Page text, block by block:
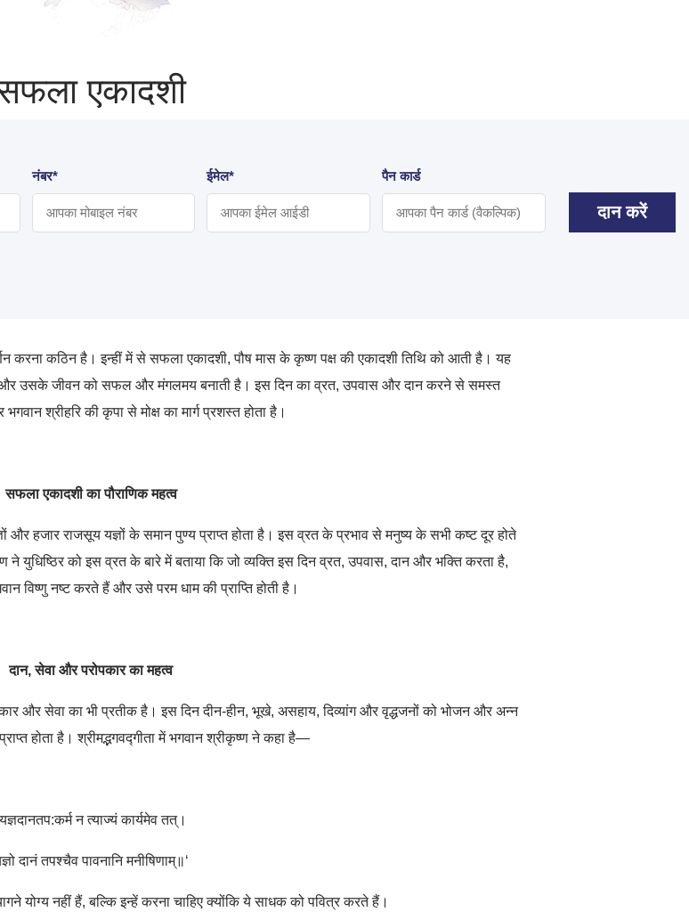
एकादशी
नंबर* ईमेल* पैन कार्ड
दान करें
करना कठिन है। इन्हीं में से सफला एकादशी,पौष मास के कृष्ण पक्ष की एकादशी तिथि को आती है। यह
उसके जीवन को सफल और मंगलमय बनाती है। इस दिन का व्रत,उपवास और दान करने से समस्त
श्रीहरि की कृपा से मोक्ष का मार्ग प्रशस्त होता है।
सफला एकादशी का पौराणिक महत्व
और हजार राजसूय यज्ञों के समान पुण्य प्राप्त होता है। इस व्रत के प्रभाव से मनुष्य के सभी कष्ट दूर होते
युधिष्ठिर को इस व्रत के बारे में बताया कि जो व्यक्ति इस दिन व्रत,उपवास,दान और भक्ति करता है,
विष्णु नष्ट करते हैं और उसे परम धाम की प्राप्ति होती है।
दान,सेवा और परोपकार का महत्व
और सेवा का भी प्रतीक है। इस दिन दीन-हीन, भूखे, असहाय,दिव्यांग और वृद्धजनों को भोजन और अन्न
होता है। श्रीमद्भगवद्गीता में भगवान श्रीकृष्ण ने कहा है—
न त्याज्यं कार्यमेव तत्।
दानं तपश्चैव पावनानि मनीषिणाम्॥‘
योग्य नहीं हैं,बल्कि इन्हें करना चाहिए क्योंकि ये साधक को पवित्र करते हैं।